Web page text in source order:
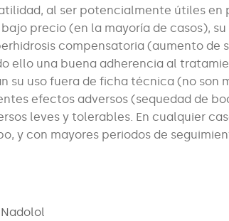
al ser potencialmente útiles
precio (en la mayoría de casos),
compensatoria (aumento de
ello una buena adherencia al
su uso fuera de ficha técnica (no son
efectos adversos (sequedad de
leves y tolerables. En cualquier
y con mayores periodos de